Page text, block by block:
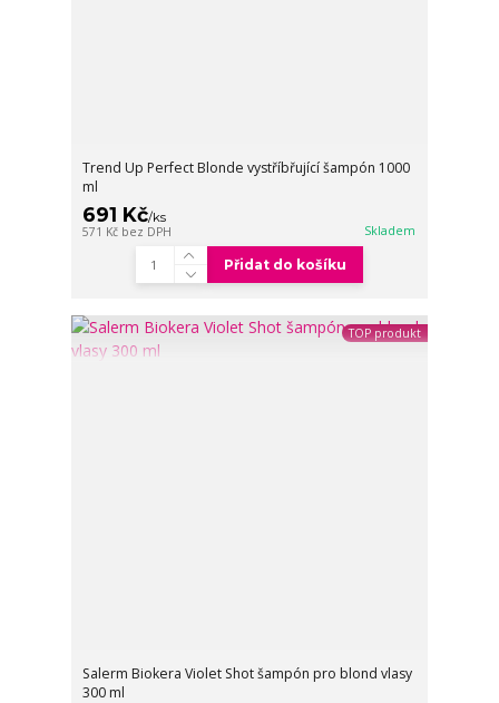
Trend Up Perfect Blonde vystříbřující šampón 1000
ml
691 Kč/ks
571 Kč bez DPH Skladem
Přidat do košíku
TOP produkt
Salerm Biokera Violet Shot šampón pro blond vlasy
300 ml